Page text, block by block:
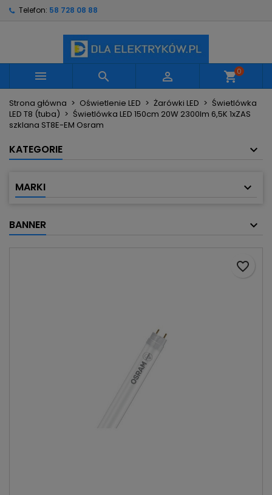
Telefon: 58 728 08 88
   shopping_cart0
Strona główna Oświetlenie LED Żarówki LED
Świetlówka
LED T8 (tuba)
Świetlówka LED 150cm 20W 2300lm 6,5K 1xZAS
szklana ST8E-EM Osram
KATEGORIE
MARKI
BANNER
favorite_border
Utwórz nową listę
Nazwa listy życzeń
Anuluj Utwórz listę życzeń
Musisz być zalogowany by zapisać produkty na
swojej liście życzeń.
Anuluj Zaloguj się